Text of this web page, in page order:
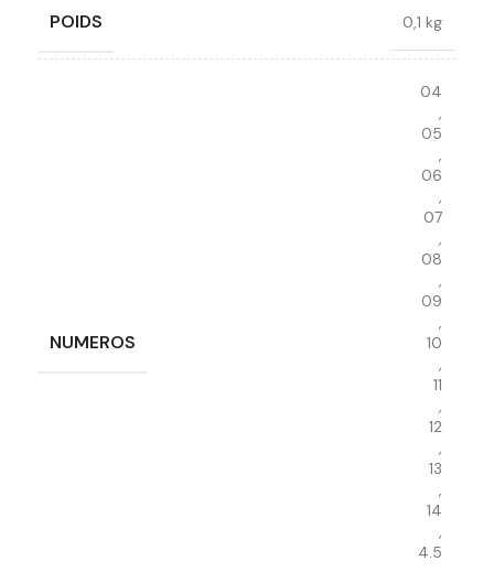
POIDS 0,1 kg
NUMEROS
04
,
05
,
06
,
07
,
08
,
09
,
10
,
11
,
12
,
13
,
14
,
4.5